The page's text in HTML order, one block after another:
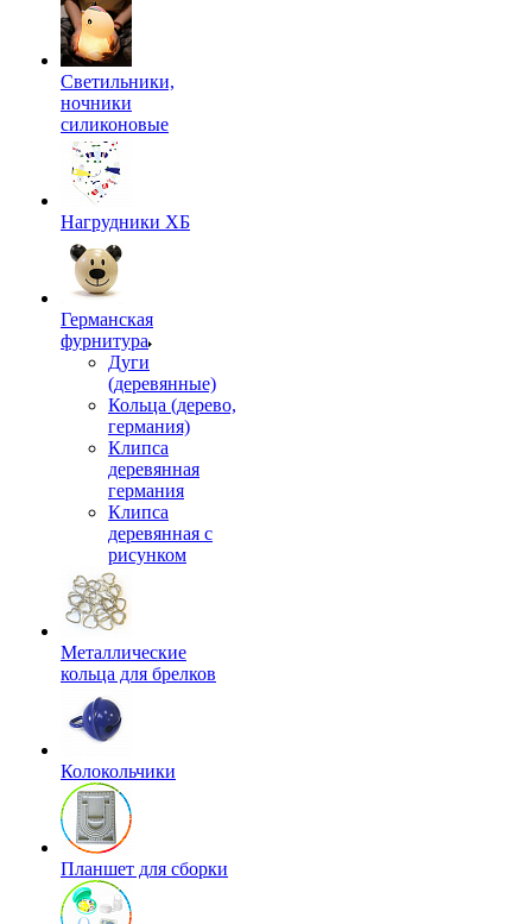
Светильники,
ночники
силиконовые
Нагрудники ХБ
Германская
фурнитура
Дуги
(деревянные)
Кольца (дерево,
германия)
Клипса
деревянная
германия
Клипса
деревянная с
рисунком
Металлические
кольца для брелков
Колокольчики
Планшет для сборки